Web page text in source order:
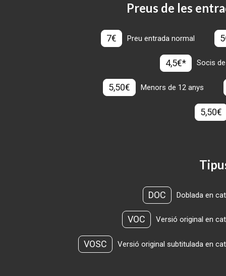
Preus de les
7€ Preu entrada normal
4,5€* Socis
5,50€ Menors de 12 anys
5,50€
DOC Doblada en
VOC Versió original en
VOSC Versió original subtitulada en